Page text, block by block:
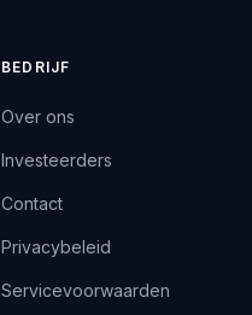
BEDRIJF
Over ons
Investeerders
Contact
Privacybeleid
Servicevoorwaarden